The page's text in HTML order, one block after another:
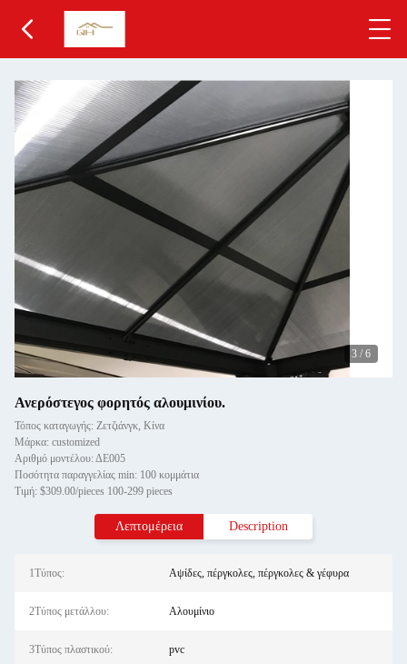
3 / 6
Ανερόστεγος φορητός αλουμινίου.
Τόπος καταγωγής: Ζετζιάνγκ, Κίνα
Μάρκα: customized
Αριθμό μοντέλου: ΔΕ005
Ποσότητα παραγγελίας min: 100 κομμάτια
Τιμή: $309.00/pieces 100-299 pieces
Λεπτομέρεια Description
1Τύπος: Αψίδες, πέργκολες, πέργκολες & γέφυρα
2Τύπος μετάλλου: Αλουμίνιο
3Τύπος πλαστικού: pvc